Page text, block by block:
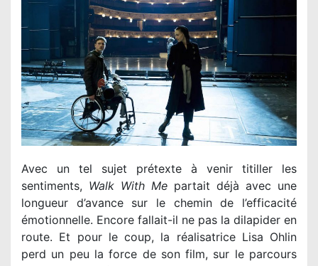
Avec un tel sujet prétexte à venir titiller les
sentiments, Walk With Me partait déjà avec une
longueur d’avance sur le chemin de l’efficacité
émotionnelle. Encore fallait-il ne pas la dilapider en
route. Et pour le coup, la réalisatrice Lisa Ohlin
perd un peu la force de son film, sur le parcours